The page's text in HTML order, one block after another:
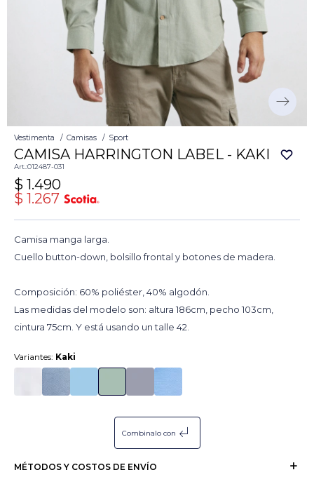
Vestimenta Camisas Sport
CAMISA HARRINGTON LABEL - KAKI
012487-031
$ 1.490
$ 1.267
Camisa manga larga.
Cuello button-down, bolsillo frontal y botones de madera.
Composición: 60% poliéster, 40% algodón.
Las medidas del modelo son: altura 186cm, pecho 103cm,
cintura 75cm. Y está usando un talle 42.
Variantes: Kaki
Combinalo con subdirectory_arrow_left
MÉTODOS Y COSTOS DE ENVÍO